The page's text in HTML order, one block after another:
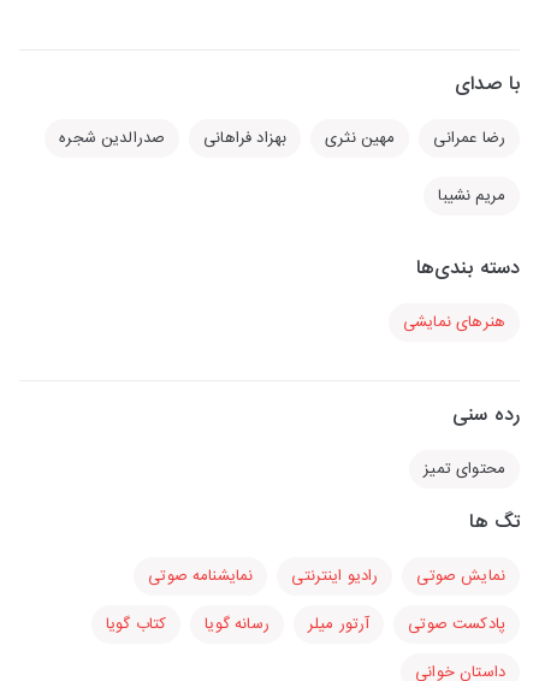
با صدای
رضا عمرانی مهین نثری بهزاد فراهانی صدرالدین شجره
مریم نشیبا
دسته بندی‌ها
هنرهای نمایشی
رده سنی
محتوای تمیز
تگ ها
نمایش صوتی رادیو اینترنتی
نمایشنامه صوتی
پادکست صوتی
آرتور میلر رسانه گویا
کتاب گویا
داستان خوانی